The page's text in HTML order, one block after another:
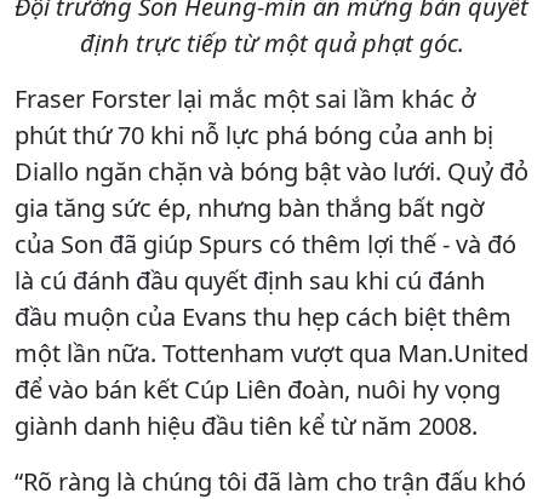
Đội trưởng Son Heung-min ăn mừng bàn quyết
định trực tiếp từ một quả phạt góc.
Fraser Forster lại mắc một sai lầm khác ở
phút thứ 70 khi nỗ lực phá bóng của anh bị
Diallo ngăn chặn và bóng bật vào lưới. Quỷ đỏ
gia tăng sức ép, nhưng bàn thắng bất ngờ
của Son đã giúp Spurs có thêm lợi thế - và đó
là cú đánh đầu quyết định sau khi cú đánh
đầu muộn của Evans thu hẹp cách biệt thêm
một lần nữa. Tottenham vượt qua Man.United
để vào bán kết Cúp Liên đoàn, nuôi hy vọng
giành danh hiệu đầu tiên kể từ năm 2008.
“Rõ ràng là chúng tôi đã làm cho trận đấu khó